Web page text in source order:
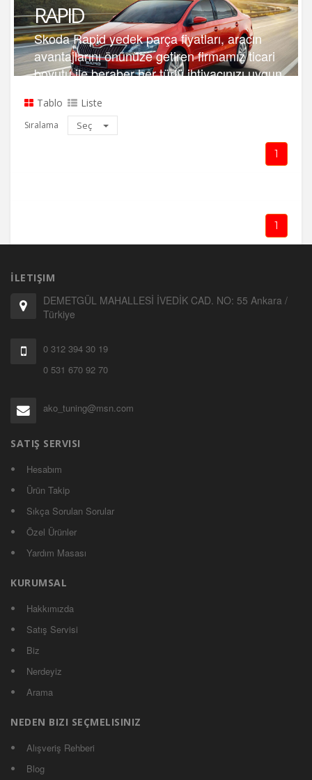
RAPID
Skoda Rapid yedek parça fiyatları, aracın
avantajlarını önünüze getiren firmamız ticari
boyutu ile beraber her türlü ihtiyacınızı uygun
Tablo Liste
Sıralama Seç
1
1
İLETIŞIM
DEMETGÜL MAHALLESİ İVEDİK CAD. NO: 55 Ankara /
Türkiye
0 312 394 30 19
0 531 670 92 70
ako_tuning@msn.com
SATIŞ SERVISI
Hesabım
Ürün Takip
Sıkça Sorulan Sorular
Özel Ürünler
Yardım Masası
KURUMSAL
Hakkımızda
Satış Servisi
Biz
Nerdeyiz
Arama
NEDEN BIZI SEÇMELISINIZ
Alışveriş Rehberi
Blog